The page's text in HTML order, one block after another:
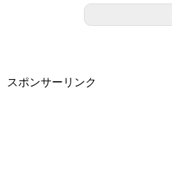
スポンサーリンク